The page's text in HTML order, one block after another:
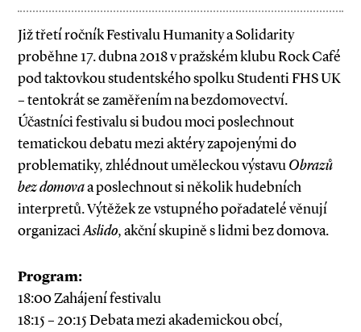
Již třetí ročník Festivalu Humanity a Solidarity
proběhne 17. dubna 2018 v pražském klubu Rock Café
pod taktovkou studentského spolku Studenti FHS UK
– tentokrát se zaměřením na bezdomovectví.
Účastníci festivalu si budou moci poslechnout
tematickou debatu mezi aktéry zapojenými do
problematiky, zhlédnout uměleckou výstavuObrazů
bez domovaa poslechnout si několik hudebních
interpretů. Výtěžek ze vstupného pořadatelé věnují
organizaciAslido, akční skupině s lidmi bez domova.
Program:
18:00 Zahájení festivalu
18:15 – 20:15 Debata mezi akademickou obcí,